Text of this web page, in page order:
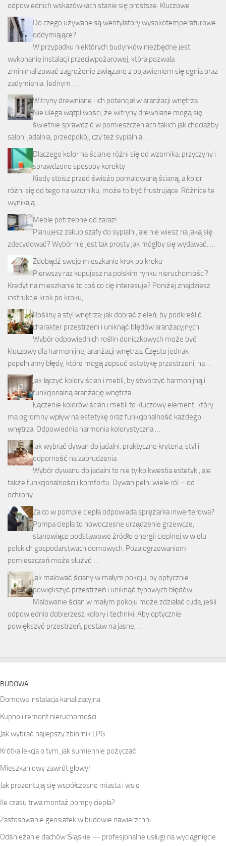
odpowiednich wskazówkach stanie się prostsze. Kluczowe …
Do czego używane są wentylatory wysokotemperaturowe
oddymiające?
W przypadku niektórych budynków niezbędne jest
wykonanie instalacji przeciwpożarowej, która pozwala
zminimalizować zagrożenie związane z pojawieniem się ognia oraz
zadymienia. Jednym …
Witryny drewniane i ich potencjał w aranżacji wnętrza
Nie ulega wątpliwości, że witryny drewniane mogą się
świetnie sprawdzić w pomieszczeniach takich jak chociażby
salon, jadalnia, przedpokój, czy też sypialnia. …
Dlaczego kolor na ścianie różni się od wzornika: przyczyny i
sprawdzone sposoby korekty
Kiedy stoisz przed świeżo pomalowaną ścianą, a kolor
różni się od tego na wzorniku, może to być frustrujące. Różnice te
wynikają …
Meble potrzebne od zaraz!
Planujesz zakup szafy do sypialni, ale nie wiesz na jaką się
zdecydować? Wybór nie jest tak prosty jak mógłby się wydawać. …
Zdobądź swoje mieszkanie krok po kroku
Pierwszy raz kupujesz na polskim rynku nieruchomości?
Kredyt na mieszkanie to coś co cię interesuje? Poniżej znajdziesz
instrukcje krok po kroku, …
Rośliny a styl wnętrza: jak dobrać zieleń, by podkreślić
charakter przestrzeni i uniknąć błędów aranżacyjnych
Wybór odpowiednich roślin doniczkowych może być
kluczowy dla harmonijnej aranżacji wnętrza. Często jednak
popełniamy błędy, które mogą zepsuć estetykę przestrzeni, na …
Jak łączyć kolory ścian i mebli, by stworzyć harmonijną i
funkcjonalną aranżację wnętrza
Łączenie kolorów ścian i mebli to kluczowy element, który
ma ogromny wpływ na estetykę oraz funkcjonalność każdego
wnętrza. Odpowiednia harmonia kolorystyczna …
Jak wybrać dywan do jadalni: praktyczne kryteria, styl i
odporność na zabrudzenia
Wybór dywanu do jadalni to nie tylko kwestia estetyki, ale
także funkcjonalności i komfortu. Dywan pełni wiele ról – od
ochrony …
Za co w pompie ciepła odpowiada sprężarka inwerterowa?
Pompa ciepła to nowoczesne urządzenie grzewcze,
stanowiące podstawowe źródło energii cieplnej w wielu
polskich gospodarstwach domowych. Poza ogrzewaniem
pomieszczeń może służyć …
Jak malować ściany w małym pokoju, by optycznie
powiększyć przestrzeń i uniknąć typowych błędów
Malowanie ścian w małym pokoju może zdziałać cuda, jeśli
odpowiednio dobierzesz kolory i techniki. Aby optycznie
powiększyć przestrzeń, postaw na jasne, …
BUDOWA
Domowa instalacja kanalizacyjna
Kupno i remont nieruchomości
Jak wybrać najlepszy zbiornik LPG
Krótka lekcja o tym, jak sumiennie pożyczać.
Mieszkaniowy zawrót głowy!
Jak prezentują się współczesne miasta i wsie
Ile czasu trwa montaż pompy ciepła?
Zastosowanie geosiatek w budowie nawierzchni
Odśnieżanie dachów Śląskie — profesjonalne usługi na wyciągnięcie